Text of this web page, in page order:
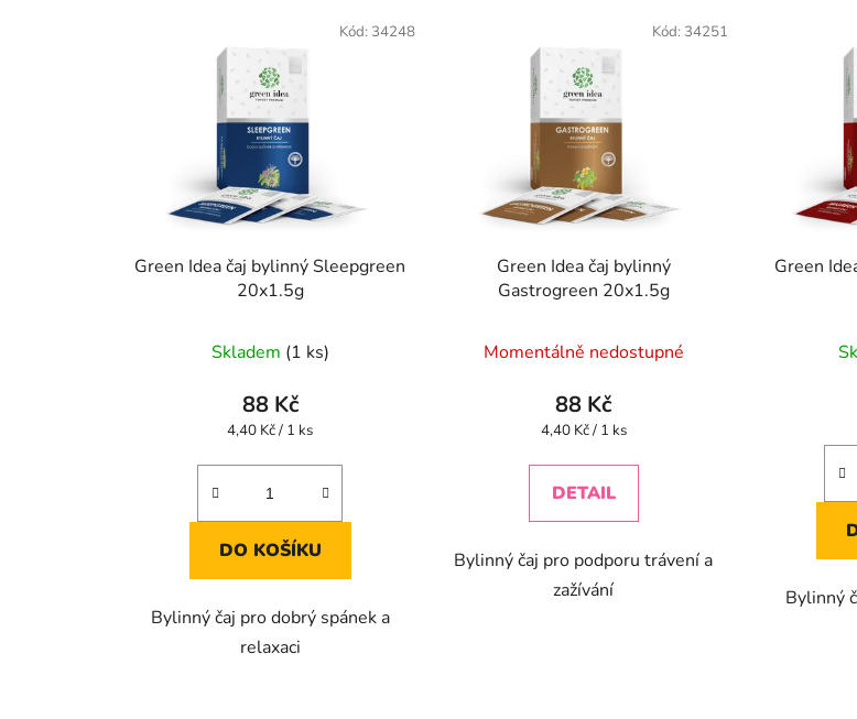
Green Idea čaj bylinný Sleepgreen
20x1.5g
Skladem (1 ks)
88 Kč
Měrná
4,40 Kč / 1 ks
DO KOŠÍKU
Bylinný čaj pro dobrý spánek a
relaxaci
Kód: 34248
Green Idea čaj bylinný
Gastrogreen 20x1.5g
Momentálně nedostupné
88 Kč
Měrná
4,40 Kč / 1 ks
DETAIL
Bylinný čaj pro podporu trávení a
zažívání
Kód: 34251
Green
Bylinný